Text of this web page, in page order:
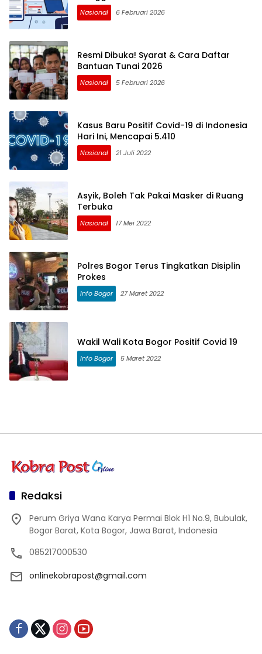
Nasional 6 Februari 2026
Resmi Dibuka! Syarat & Cara Daftar
Bantuan Tunai 2026
Nasional 5 Februari 2026
Kasus Baru Positif Covid-19 di Indonesia
Hari Ini, Mencapai 5.410
Nasional 21 Juli 2022
Asyik, Boleh Tak Pakai Masker di Ruang
Terbuka
Nasional 17 Mei 2022
Polres Bogor Terus Tingkatkan Disiplin
Prokes
Info Bogor 27 Maret 2022
Wakil Wali Kota Bogor Positif Covid 19
Info Bogor 5 Maret 2022
Redaksi
Perum Griya Wana Karya Permai Blok H1 No.9, Bubulak,
Bogor Barat, Kota Bogor, Jawa Barat, Indonesia
085217000530
onlinekobrapost@gmail.com